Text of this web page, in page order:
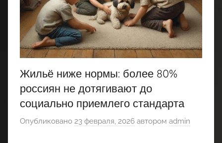
Жильё ниже нормы: более 80%
россиян не дотягивают до
социально приемлего стандарта
Опубликовано 23 февраля, 2026 автором admin